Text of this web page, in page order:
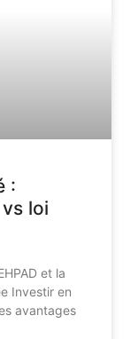
:
loi
et la
Investir en
avantages